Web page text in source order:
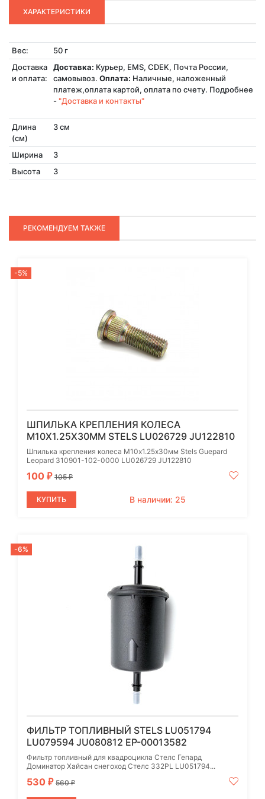
ХАРАКТЕРИСТИКИ
Вес:
50 г
Доставка
и оплата:
Доставка: Курьер, EMS, CDEK, Почта России,
самовывоз. Оплата: Наличные, наложенный
платеж,оплата картой, оплата по счету. Подробнее
- "Доставка и контакты"
Длина
(см)
3 см
Ширина
3
Высота
3
РЕКОМЕНДУЕМ ТАКЖЕ
-5%
ШПИЛЬКА КРЕПЛЕНИЯ КОЛЕСА
M10Х1.25Х30ММ STELS LU026729 JU122810
Шпилька крепления колеса M10х1.25х30мм Stels Guepard
Leopard 310901-102-0000 LU026729 JU122810
100 ₽ 105₽
КУПИТЬ В наличии: 25
-6%
ФИЛЬТР ТОПЛИВНЫЙ STELS LU051794
LU079594 JU080812 EP-00013582
Фильтр топливный для квадроцикла Стелс Гепард
Доминатор Хайсан снегоход Стелс 332PL LU051794...
530 ₽ 560₽